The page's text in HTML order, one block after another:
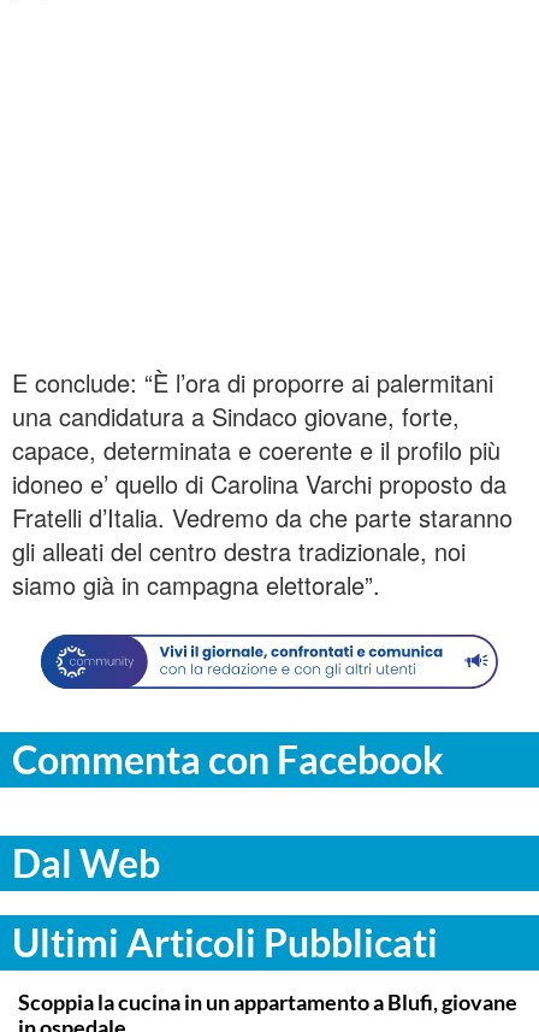
E conclude: “È l’ora di proporre ai palermitani
una candidatura a Sindaco giovane, forte,
capace, determinata e coerente e il profilo più
idoneo e’ quello di Carolina Varchi proposto da
Fratelli d’Italia. Vedremo da che parte staranno
gli alleati del centro destra tradizionale, noi
siamo già in campagna elettorale”.
Commenta con Facebook
Dal Web
Ultimi Articoli Pubblicati
PALERMO
Scoppia la cucina in un appartamento a Blufi, giovane